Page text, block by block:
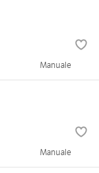
Manuale
Manuale